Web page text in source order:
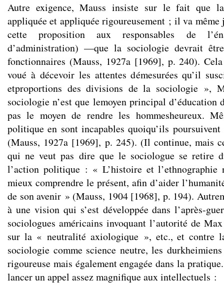
Autre exigence, Mauss insiste sur le fait que
appliquée et appliquée rigoureusement ; il va
cette proposition aux responsables de
d’administration) —que la sociologie devrait
fonctionnaires (Mauss, 1927a [1969], p. 240).
voué à décevoir les attentes démesurées qu’il
etproportions des divisions de la sociologie »,
sociologie n’est que lemoyen principal d’éducation
pas le moyen de rendre les hommesheureux.
politique en sont incapables quoiqu’ils
(Mauss, 1927a [1969], p. 245). (Il continue, mais
qui ne veut pas dire que le sociologue se retire
l’action politique : « L’histoire et l’ethnographie
mieux comprendre le présent, afin d’aider
de son avenir » (Mauss, 1904 [1968], p. 194).
à une vision qui s’est développée dans l’après-
sociologues américains invoquant l’autorité de
sur la « neutralité axiologique », etc., et contre
sociologie comme science neutre, les
rigoureuse mais également engagée dans la
lancer un appel assez magnifique aux intellectuels :